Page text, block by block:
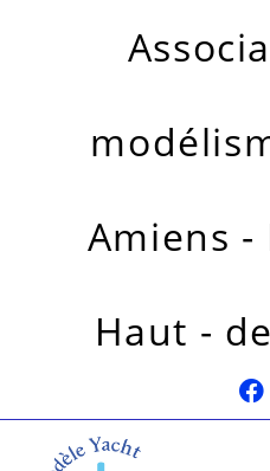
Amiens -
Haut -